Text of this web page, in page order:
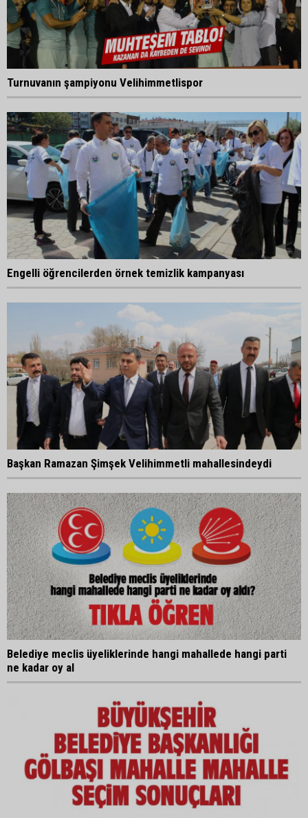
Turnuvanın şampiyonu Velihimmetlispor
Engelli öğrencilerden örnek temizlik kampanyası
Başkan Ramazan Şimşek Velihimmetli mahallesindeydi
Belediye meclis üyeliklerinde hangi mahallede hangi parti
ne kadar oy al